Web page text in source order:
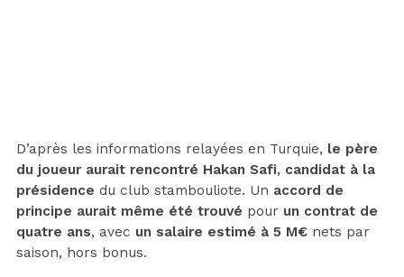
D’après les informations relayées en Turquie, le père
du joueur aurait rencontré Hakan Safi, candidat à la
présidence du club stambouliote. Un accord de
principe aurait même été trouvé pour un contrat de
quatre ans, avec un salaire estimé à 5 M€ nets par
saison, hors bonus.